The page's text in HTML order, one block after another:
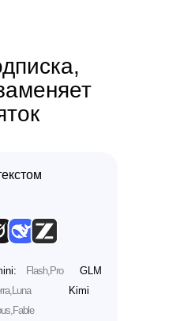
Kimi
GLM
Flash,Pro